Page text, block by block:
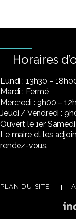
Horaires
Lundi : 13h30 –
Mardi : Fermé
Mercredi : 9h00 –
Jeudi / Vendredi :
Ouvert le 1er
Le maire et les
rendez-vous.
PLAN DU SITE